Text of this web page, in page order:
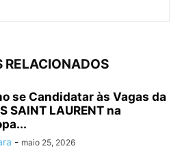
RELACIONADOS
se Candidatar às Vagas da
SAINT LAURENT na
- maio 25, 2026